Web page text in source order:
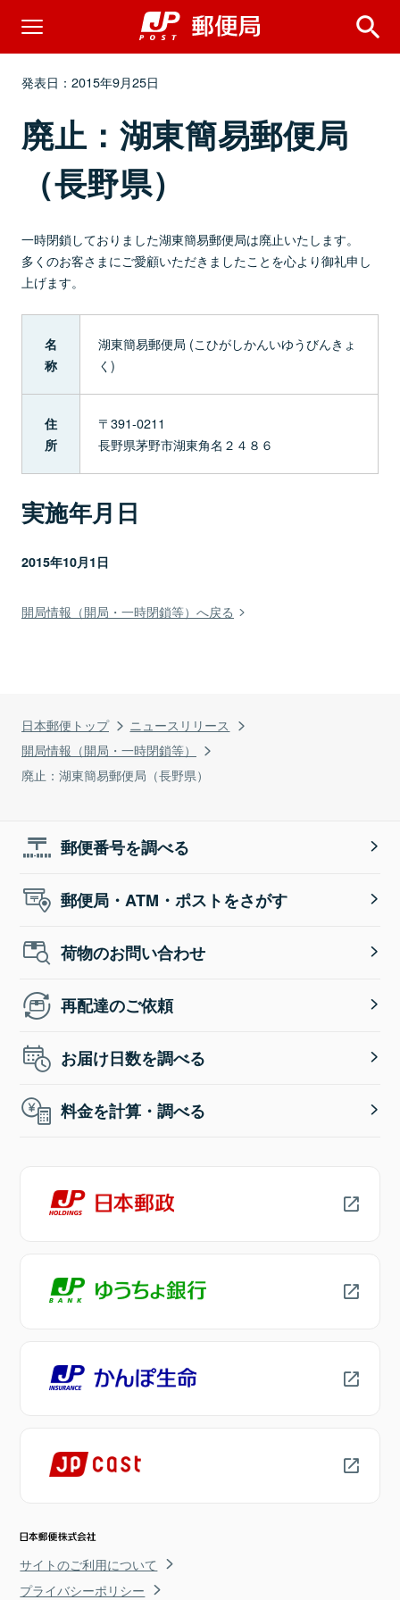
日本郵便トップ
ニュースリリース
開局情報（開局・一時閉鎖等）
廃止：湖東簡易郵便局（長野県）
発表日：2015年9月25日
廃止：湖東簡易郵便局
（長野県）
一時閉鎖しておりました湖東簡易郵便局は廃止いたします。
多くのお客さまにご愛顧いただきましたことを心より御礼申し
上げます。
名
称
湖東簡易郵便局 (こひがしかんいゆうびんきょ
く)
住
所
〒391-0211
長野県茅野市湖東角名２４８６
実施年月日
2015年10月1日
開局情報（開局・一時閉鎖等）へ戻る
郵便番号を調べる
郵便局・ATM・ポストをさがす
荷物のお問い合わせ
再配達のご依頼
お届け日数を調べる
料金を計算・調べる
サイトのご利用について
プライバシーポリシー